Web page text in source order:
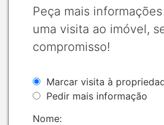
Peça mais
uma visita ao imóvel,
compromisso!
Marcar visita à
Pedir mais informação
Nome: